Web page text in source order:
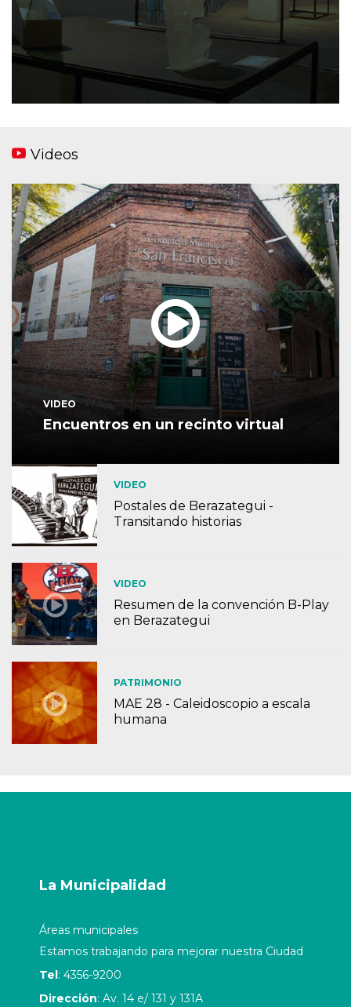
Videos
VIDEO
Encuentros en un recinto virtual
VIDEO
Postales de Berazategui -
Transitando historias
VIDEO
Resumen de la convención B-Play
en Berazategui
PATRIMONIO
MAE 28 - Caleidoscopio a escala
humana
La Municipalidad
Áreas municipales
Estamos trabajando para mejorar nuestra Ciudad
Tel: 4356-9200
Dirección: Av. 14 e/ 131 y 131A